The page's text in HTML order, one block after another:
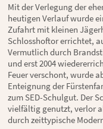
Mit der Verlegung der
heutigen Verlauf wurde
Zufahrt mit kleinen
Schlosshoftor errichtet,
Vermutlich durch
und erst 2004
Feuer verschont, wurde
Enteignung der
zum SED-Schulgut. Der
vielfältig genutzt, verlor
durch zeittypische